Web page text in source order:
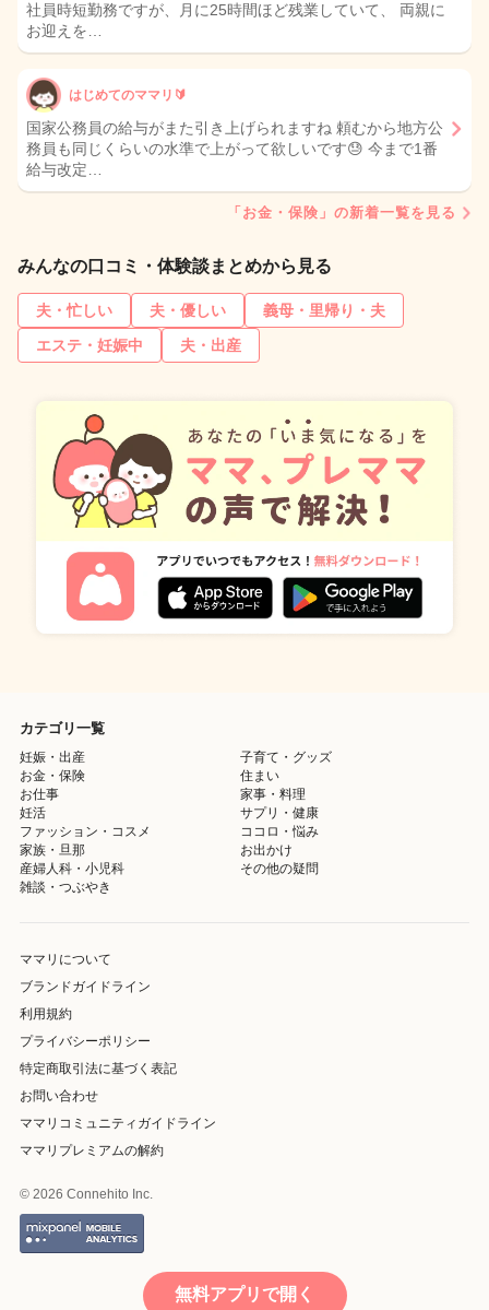
社員時短勤務ですが、月に25時間ほど残業していて、 両親に
お迎えを…
はじめてのママリ🔰
国家公務員の給与がまた引き上げられますね 頼むから地方公
務員も同じくらいの水準で上がって欲しいです😓 今まで1番
給与改定…
「お金・保険」の新着一覧を見る
みんなの口コミ・体験談まとめから見る
夫・忙しい 夫・優しい
義母・里帰り・夫
エステ・妊娠中
夫・出産
カテゴリ一覧
妊娠・出産
子育て・グッズ
お金・保険
住まい
お仕事
家事・料理
妊活
サプリ・健康
ファッション・コスメ
ココロ・悩み
家族・旦那
お出かけ
産婦人科・小児科
その他の疑問
雑談・つぶやき
ママリについて
ブランドガイドライン
利用規約
プライバシーポリシー
特定商取引法に基づく表記
お問い合わせ
ママリコミュニティガイドライン
ママリプレミアムの解約
© 2026 Connehito Inc.
無料アプリで開く